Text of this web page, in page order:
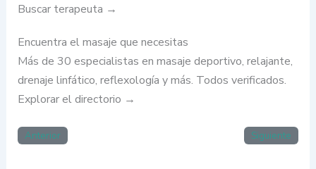
Buscar terapeuta →
Encuentra el masaje que necesitas
Más de 30 especialistas en masaje deportivo, relajante,
drenaje linfático, reflexología y más. Todos verificados.
Explorar el directorio →
Anterior Siguiente